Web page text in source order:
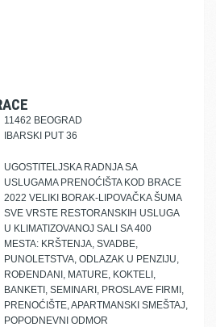
11462 BEOGRAD
IBARSKI PUT 36
UGOSTITELJSKA RADNJA SA
USLUGAMA PRENOĆIŠTA KOD BRACE
2022 VELIKI BORAK-LIPOVAČKA ŠUMA
SVE VRSTE RESTORANSKIH USLUGA
U KLIMATIZOVANOJ SALI SA 400
MESTA: KRŠTENJA, SVADBE,
PUNOLETSTVA, ODLAZAK U PENZIJU,
ROĐENDANI, MATURE, KOKTELI,
BANKETI, SEMINARI, PROSLAVE FIRMI,
PRENOĆIŠTE, APARTMANSKI SMEŠTAJ,
POPODNEVNI ODMOR